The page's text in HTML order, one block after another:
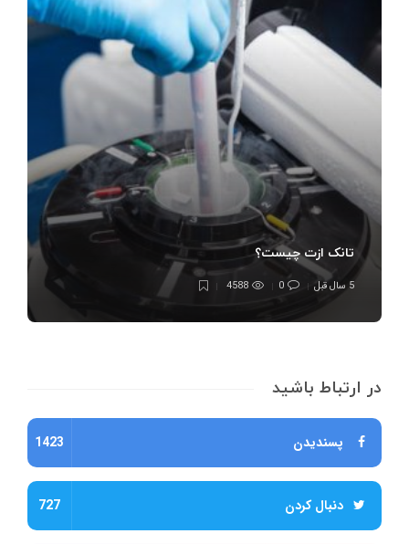
تانک ازت چیست؟
5 سال قبل 0
4588
در ارتباط باشید
پسندیدن 1423
دنبال کردن 727